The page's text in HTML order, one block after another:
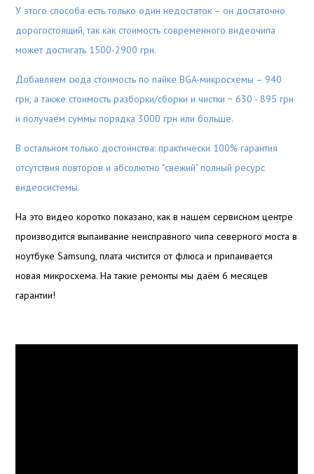
У этого способа есть только один недостаток – он достаточно
дорогостоящий, так как стоимость современного видеочипа
может достигать 1500-2900 грн.
Добавляем сюда стоимость по пайке BGA-микросхемы – 940
грн, а также стоимость разборки/сборки и чистки ~ 630 - 895 грн
и получаем суммы порядка 3000 грн или больше.
В остальном только достоинства: практически 100% гарантия
отсутствия повторов и абсолютно "свежий" полный ресурс
видеосистемы.
На это видео коротко показано, как в нашем сервисном центре
производится выпаивание неисправного чипа северного моста в
ноутбуке Samsung, плата чистится от флюса и припаивается
новая микросхема. На такие ремонты мы даём 6 месяцев
гарантии!